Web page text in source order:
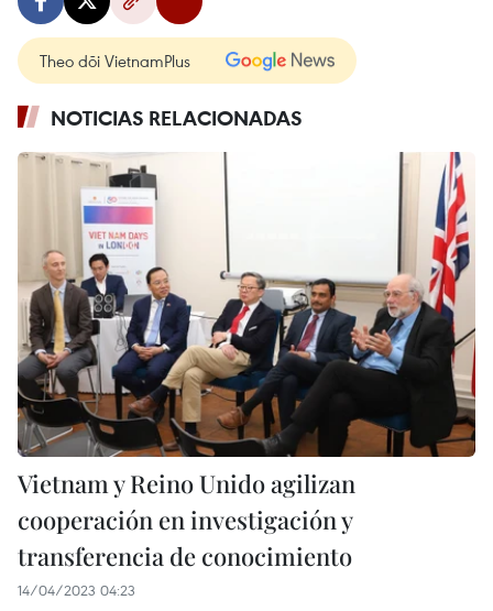
Theo dõi VietnamPlus
NOTICIAS RELACIONADAS
Vietnam y Reino Unido agilizan
cooperación en investigación y
transferencia de conocimiento
14/04/2023 04:23